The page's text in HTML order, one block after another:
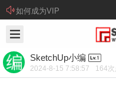
如何成为VIP
SketchUp小编
2024-8-15 7:58:57 164
SketchUp小编 @